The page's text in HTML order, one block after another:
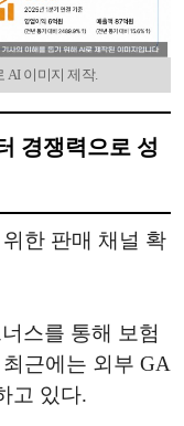
AI 이미지 제작.
경쟁력으로 성
한 판매 채널 확
스를 통해 보험
근에는 외부 GA
고 있다.